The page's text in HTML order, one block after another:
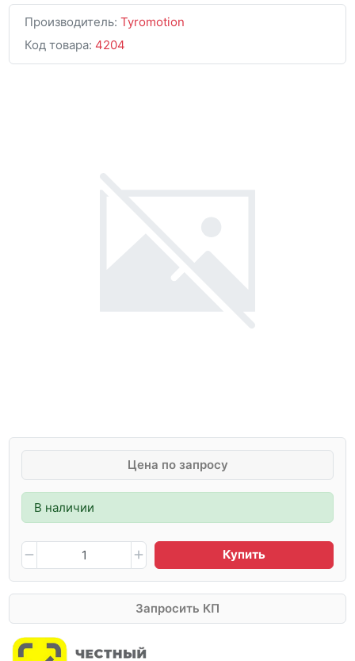
Производитель: Tyromotion
Код товара: 4204
Цена по запросу
В наличии
Купить
Запросить КП